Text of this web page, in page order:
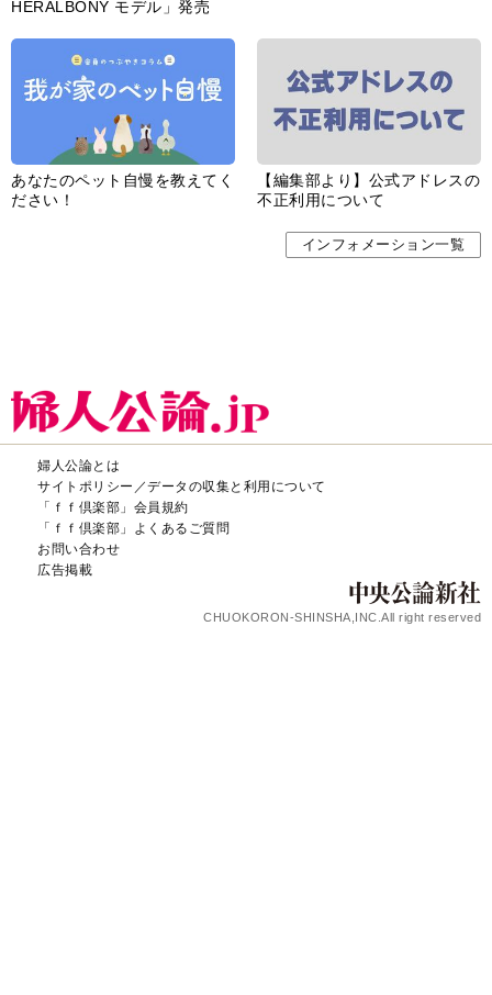
HERALBONY モデル」発売
あなたのペット自慢を教えてく
ださい！
【編集部より】公式アドレスの
不正利用について
インフォメーション一覧
婦人公論とは
サイトポリシー／データの収集と利用について
「ｆｆ倶楽部」会員規約
「ｆｆ倶楽部」よくあるご質問
お問い合わせ
広告掲載
CHUOKORON-SHINSHA,INC.All right reserved